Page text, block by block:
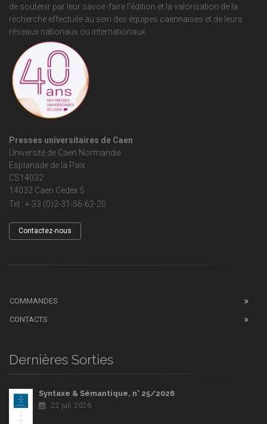
de soutenir par leur savoir-faire l'édition et la valorisation de la
recherche effectuée au sein des équipes caennaises et de leurs
réseaux nationaux ou internationaux.
Presses universitaires de Caen
Université de Caen Normandie
Esplanade de la Paix
CS14032
14032 Caen Cedex 5
Tel : + 33 (0)2-31-56-62-20
Contactez-nous
COMMANDES
CONTACTS
Dernières Sorties
Syntaxe & Sémantique, n° 25/2026
22 juil. 2026